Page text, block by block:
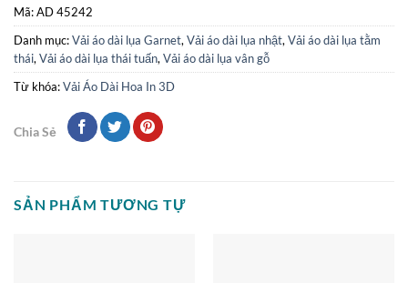
Mã:AD 45242
Danh mục:Vải áo dài lụa Garnet, Vải áo dài lụa nhật, Vải áo dài lụa tằm
thái, Vải áo dài lụa thái tuấn, Vải áo dài lụa vân gỗ
Từ khóa:Vải Áo Dài Hoa In 3D
Chia Sẻ
SẢN PHẨM TƯƠNG TỰ